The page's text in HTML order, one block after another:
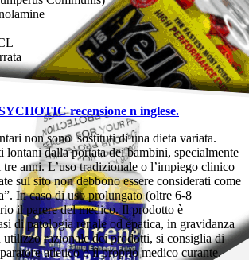
recensione n inglese.
non sono sostituti di una dieta variata.
lontani dalla portata dei bambini, specialmente
anni. L’uso tradizionale o l’impiego clinico
sul sito non debbono essere considerati come
In caso di uso prolungato (oltre 6-8
il parere del medico. Il prodotto è
di patologia renale od epatica, in gravidanza
utilizzo razionale dei prodotti, si consiglia di
atletico o il proprio medico curante.